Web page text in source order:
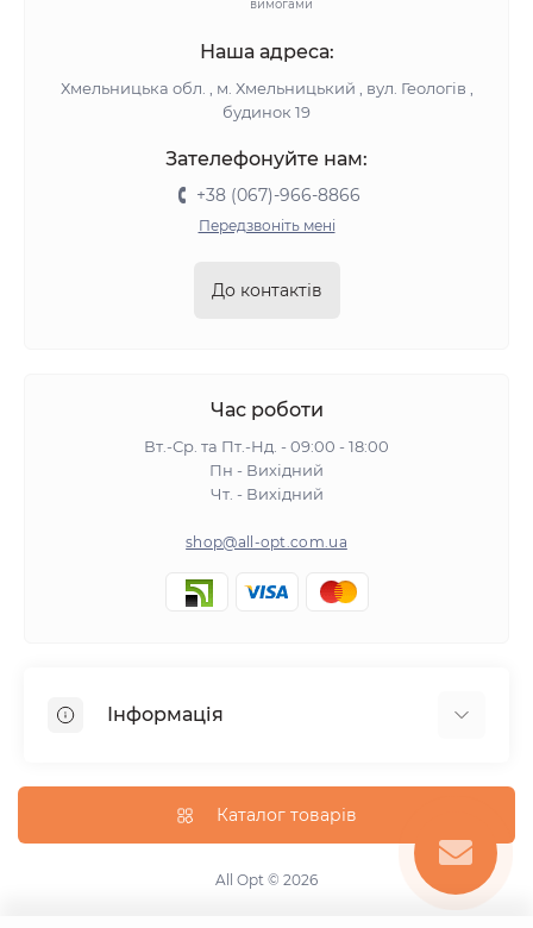
вимогами
Наша адреса:
Хмельницька обл. , м. Хмельницький , вул. Геологів ,
будинок 19
Зателефонуйте нам:
+38 (067)-966-8866
Передзвоніть мені
До контактів
Час роботи
Вт.-Ср. та Пт.-Нд. - 09:00 - 18:00
Пн - Вихідний
Чт. - Вихідний
shop@all-opt.com.ua
Інформація
Оплата та доставка
Повернення та обмін
Політика конфіденційності
Каталог товарів
All Opt © 2026